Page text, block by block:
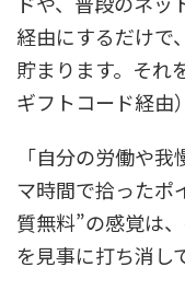
経由にするだけで
貯まります。それ
ギフトコード経由
「自分の労働や
マ時間で拾ったポ
質無料”の感覚は
を見事に打ち消し